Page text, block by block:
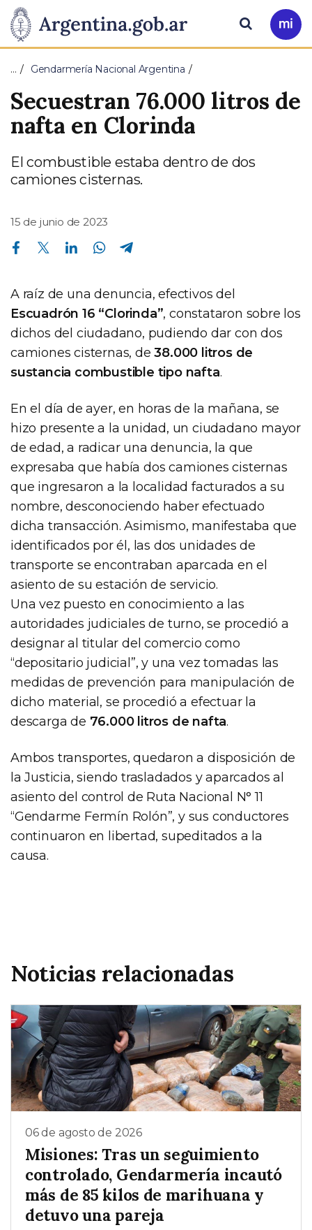
Presidencia
de
la
Nación
Pasar al contenido principal
Ir
a
Buscar
… Gendarmería Nacional Argentina
Secuestran 76.000 litros de
nafta en Clorinda
El combustible estaba dentro de dos
camiones cisternas.
15 de junio de 2023
Compartir en Facebook Compartir en Twitter Compartir en Linkedin Compartir en Whatsapp
A raíz de una denuncia, efectivos del
Escuadrón 16 “Clorinda”, constataron sobre los
dichos del ciudadano, pudiendo dar con dos
camiones cisternas, de38.000 litros de
sustancia combustible tipo nafta.
En el día de ayer, en horas de la mañana, se
hizo presente a la unidad, un ciudadano mayor
de edad, a radicar una denuncia, la que
expresaba que había dos camiones cisternas
que ingresaron a la localidad facturados a su
nombre, desconociendo haber efectuado
dicha transacción. Asimismo, manifestaba que
identificados por él, las dos unidades de
transporte se encontraban aparcada en el
asiento de su estación de servicio.
Una vez puesto en conocimiento a las
autoridades judiciales de turno, se procedió a
designar al titular del comercio como
“depositario judicial”, y una vez tomadas las
medidas de prevención para manipulación de
dicho material, se procedió a efectuar la
descarga de 76.000 litros de nafta.
Ambos transportes, quedaron a disposición de
la Justicia, siendo trasladados y aparcados al
asiento del control de Ruta Nacional N° 11
“Gendarme Fermín Rolón”, y sus conductores
continuaron en libertad, supeditados a la
causa.
Noticias relacionadas
06 de agosto de 2026
Misiones: Tras un seguimiento
controlado, Gendarmería incautó
más de 85 kilos de marihuana y
detuvo una pareja